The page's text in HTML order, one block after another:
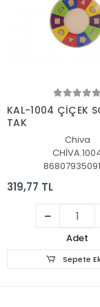
Sepete
KAL-1004 ÇİÇEK
TAK
Chiva
319,77 TL
Adet
Sepete